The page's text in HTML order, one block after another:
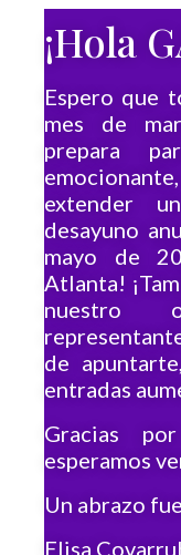
¡Hola
Espero que
mes de
prepara
extender
desayuno
mayo de
Atlanta!
nuestro
de
entradas
Gracias
esperamos
Un abrazo
Elisa